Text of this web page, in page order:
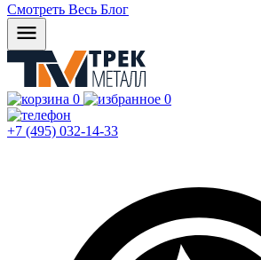
Смотреть Весь Блог
0 0
+7 (495) 032-14-33